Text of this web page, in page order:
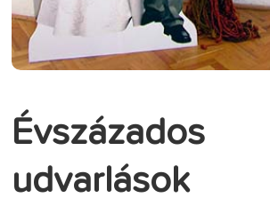
Évszázados
udvarlások